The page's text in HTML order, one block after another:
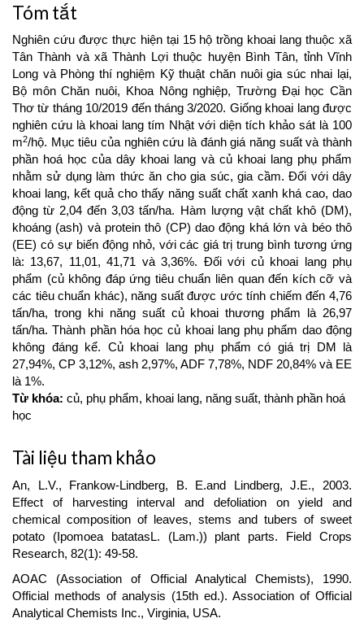
Tóm tắt
Nghiên cứu được thực hiện tại 15 hộ trồng khoai lang thuộc xã
Tân Thành và xã Thành Lợi thuộc huyện Bình Tân, tỉnh Vĩnh
Long và Phòng thí nghiệm Kỹ thuật chăn nuôi gia súc nhai lại,
Bộ môn Chăn nuôi, Khoa Nông nghiệp, Trường Đại học Cần
Thơ từ tháng 10/2019 đến tháng 3/2020. Giống khoai lang được
nghiên cứu là khoai lang tím Nhật với diện tích khảo sát là 100
m2/hộ. Mục tiêu của nghiên cứu là đánh giá năng suất và thành
phần hoá học của dây khoai lang và củ khoai lang phụ phẩm
nhằm sử dụng làm thức ăn cho gia súc, gia cầm. Đối với dây
khoai lang, kết quả cho thấy năng suất chất xanh khá cao, dao
động từ 2,04 đến 3,03 tấn/ha. Hàm lượng vật chất khô (DM),
khoáng (ash) và protein thô (CP) dao động khá lớn và béo thô
(EE) có sự biến động nhỏ, với các giá trị trung bình tương ứng
là: 13,67, 11,01, 41,71 và 3,36%. Đối với củ khoai lang phụ
phẩm (củ không đáp ứng tiêu chuẩn liên quan đến kích cỡ và
các tiêu chuẩn khác), năng suất được ước tính chiếm đến 4,76
tấn/ha, trong khi năng suất củ khoai thương phẩm là 26,97
tấn/ha. Thành phần hóa học củ khoai lang phụ phẩm dao động
không đáng kể. Củ khoai lang phụ phẩm có giá trị DM là
27,94%, CP 3,12%, ash 2,97%, ADF 7,78%, NDF 20,84% và EE
là 1%.
Từ khóa: củ, phụ phẩm, khoai lang, năng suất, thành phần hoá
học
Article
Details
Tài liệu tham khảo
An, L.V., Frankow-Lindberg, B. E.and Lindberg, J.E., 2003.
Effect of harvesting interval and defoliation on yield and
chemical composition of leaves, stems and tubers of sweet
potato (Ipomoea batatasL. (Lam.)) plant parts. Field Crops
Research, 82(1): 49-58.
AOAC (Association of Official Analytical Chemists), 1990.
Official methods of analysis (15th ed.). Association of Official
Analytical Chemists Inc., Virginia, USA.